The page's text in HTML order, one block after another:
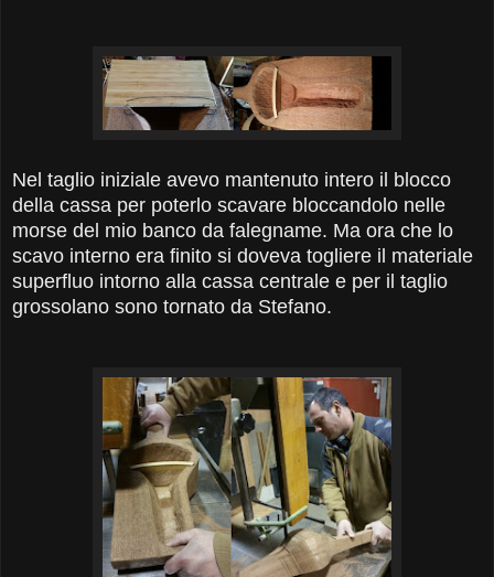
Nel taglio iniziale avevo mantenuto intero il blocco
della cassa per poterlo scavare bloccandolo nelle
morse del mio banco da falegname. Ma ora che lo
scavo interno era finito si doveva togliere il materiale
superfluo intorno alla cassa centrale e per il taglio
grossolano sono tornato da Stefano.